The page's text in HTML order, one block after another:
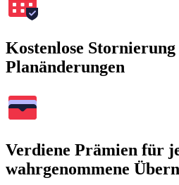
Kostenlose Stornierung
Planänderungen
Verdiene Prämien für
wahrgenommene